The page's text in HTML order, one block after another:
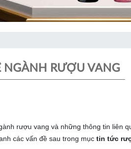
NGÀNH RƯỢU VANG
rượu vang và những thông tin liên
các vấn đề sau trong mục tin tức